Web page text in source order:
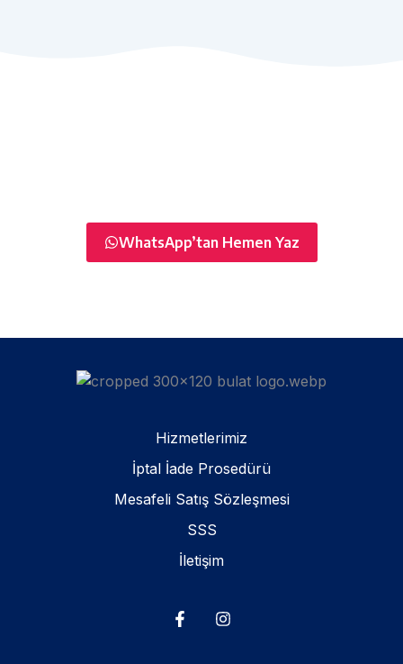
WhatsApp’tan Hemen Yaz
Hizmetlerimiz
İptal İade Prosedürü
Mesafeli Satış Sözleşmesi
SSS
İletişim